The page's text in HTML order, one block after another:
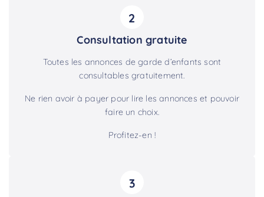
2
Consultation gratuite
Toutes les annonces de garde d’enfants sont
consultables gratuitement.
Ne rien avoir à payer pour lire les annonces et pouvoir
faire un choix.
Profitez-en !
3